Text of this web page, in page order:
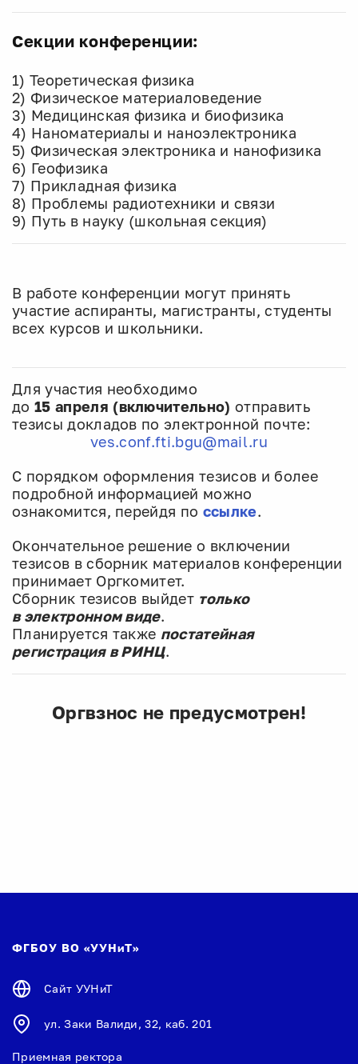
Секции конференции:
1) Теоретическая физика
2) Физическое материаловедение
3) Медицинская физика и биофизика
4) Наноматериалы и наноэлектроника
5) Физическая электроника и нанофизика
6) Геофизика
7) Прикладная физика
8) Проблемы радиотехники и связи
9) Путь в науку (школьная секция)
​В работе конференции могут принять
участие аспиранты, магистранты, студенты
всех курсов и школьники.
Для участия необходимо
до 15 апреля (включительно) отправить
тезисы докладов по электронной почте:
ves.conf.fti.bgu@mail.ru
С порядком оформления тезисов и более
подробной информацией можно
ознакомится, перейдя по ссылке.
Окончательное решение о включении
тезисов в сборник материалов конференции
принимает Оргкомитет.
Сборник тезисов выйдет только
в электронном виде.
Планируется также постатейная
регистрация в РИНЦ.
Оргвзнос не предусмотрен!
ФГБОУ ВО «УУНиТ»
Сайт УУНиТ
ул. Заки Валиди, 32, каб. 201
Приемная ректора